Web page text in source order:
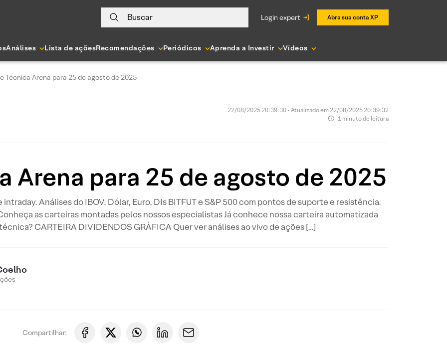
Buscar login expert Abra sua conta XP
Análises Lista de açõesRecomendações Periódicos Aprenda a Investir Vídeos
Técnica Arena para 25 de agosto de 2025
22/08/2025 20:39:30 • Atualizado em 22/08/2025 20:39:32
1 minuto de leitura
Arena para 25 de agosto de 2025
Análises do IBOV, Dólar, Euro, DIs BITFUT e S&P 500 com pontos de suporte e resistência.
as carteiras montadas pelos nossos especialistas Já conhece nossa carteira automatizada
CARTEIRA DIVIDENDOS GRÁFICA Quer ver análises ao vivo de ações […]
Compartilhar: